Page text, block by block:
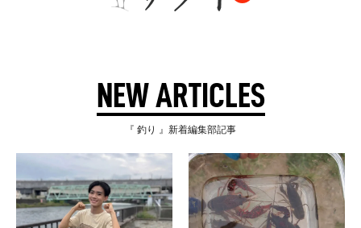
NEW ARTICLES
『 釣り 』新着編集部記事